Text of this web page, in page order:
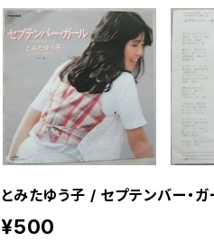
とみたゆう子 / セプテンバー・ガ
¥500